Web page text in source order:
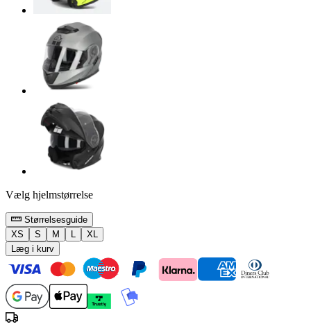
Vælg hjelmstørrelse
Størrelsesguide
XS
S M L
XL
Læg i kurv